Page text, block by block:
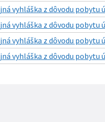
vyhláška z dôvodu pobytu
vyhláška z dôvodu pobytu
vyhláška z dôvodu pobytu
vyhláška z dôvodu pobytu